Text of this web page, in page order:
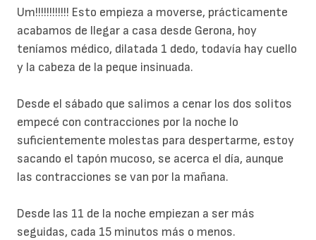
Um!!!!!!!!!!!! Esto empieza a moverse, prácticamente
acabamos de llegar a casa desde Gerona, hoy
teníamos médico, dilatada 1 dedo, todavía hay cuello
y la cabeza de la peque insinuada.
Desde el sábado que salimos a cenar los dos solitos
empecé con contracciones por la noche lo
suficientemente molestas para despertarme, estoy
sacando el tapón mucoso, se acerca el día, aunque
las contracciones se van por la mañana.
Desde las 11 de la noche empiezan a ser más
seguidas, cada 15 minutos más o menos.